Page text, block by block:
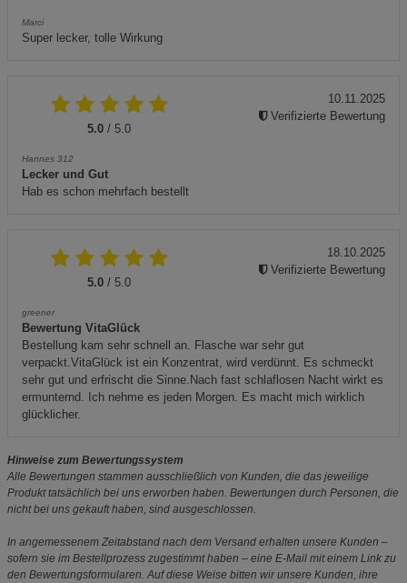
Marci
Super lecker, tolle Wirkung
5.0 / 5.0
Hannes 312
Lecker und Gut
Hab es schon mehrfach bestellt
10.11.2025
Verifizierte Bewertung
5.0 / 5.0
greener
Bewertung VitaGlück
Bestellung kam sehr schnell an. Flasche war sehr gut
verpackt.VitaGlück ist ein Konzentrat, wird verdünnt. Es schmeckt
sehr gut und erfrischt die Sinne.Nach fast schlaflosen Nacht wirkt es
ermunternd. Ich nehme es jeden Morgen. Es macht mich wirklich
glücklicher.
18.10.2025
Verifizierte Bewertung
Hinweise zum Bewertungssystem
Alle Bewertungen stammen ausschließlich von Kunden, die das jeweilige
Produkt tatsächlich bei uns erworben haben. Bewertungen durch Personen, die
nicht bei uns gekauft haben, sind ausgeschlossen.
In angemessenem Zeitabstand nach dem Versand erhalten unsere Kunden –
sofern sie im Bestellprozess zugestimmt haben – eine E-Mail mit einem Link zu
den Bewertungsformularen. Auf diese Weise bitten wir unsere Kunden, ihre